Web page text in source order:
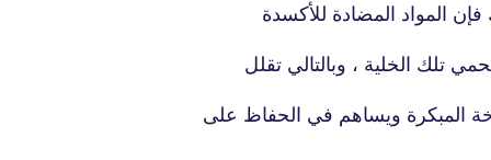
المواد المضادة للأكسدة
تلك الخلية ، وبالتالي تقلل
المبكرة ويساهم في الحفاظ على